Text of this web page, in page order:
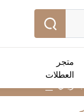
متجر
العطلات